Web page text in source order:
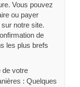
Vous pouvez
ou payer
notre site.
de
les plus brefs
de votre
: Quelques